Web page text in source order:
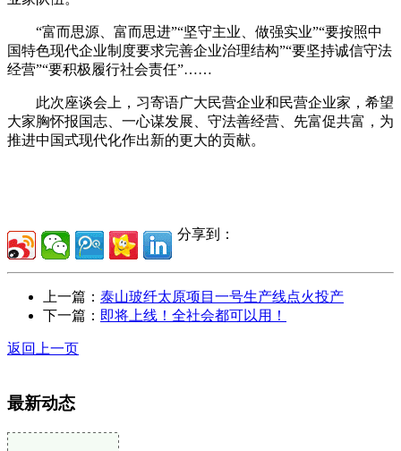
“富而思源、富而思进”“坚守主业、做强实业”“要按照中
国特色现代企业制度要求完善企业治理结构”“要坚持诚信守法
经营”“要积极履行社会责任”……
此次座谈会上，习寄语广大民营企业和民营企业家，希望
大家胸怀报国志、一心谋发展、守法善经营、先富促共富，为
推进中国式现代化作出新的更大的贡献。
分享到：
上一篇： 泰山玻纤太原项目一号生产线点火投产
下一篇： 即将上线！全社会都可以用！
返回上一页
最新动态